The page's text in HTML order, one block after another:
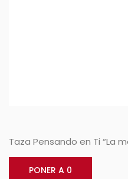
Taza Pensando en Ti “La
PONER A 0